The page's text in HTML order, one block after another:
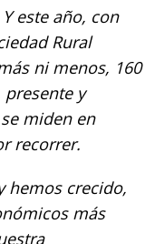
este año, con
Rural
ni menos, 160
presente y
miden en
recorrer.
hemos crecido,
más